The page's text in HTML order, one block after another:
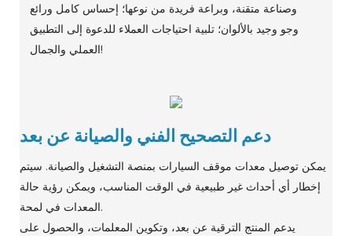
وصناعة متقنة، وبراعة فريدة من نوعها؛ إحساس كامل ورائع
وجو وجيد بالألوان؛ تلبية احتياجات العملاء للدعوة إلى التطبيق
العملي والجمال!
دعم التصحيح الفني والصيانة عن بعد
يمكن توصيل معدات موقف السيارات بمنصة التشغيل والصيانة. سيتم
إخطار أي أحداث غير طبيعية في الوقت المناسب، ويمكن رؤية حالة
المعدات في لمحة.
يدعم المنتج الترقية عن بعد، وتكوين المعلمات، والحصول على